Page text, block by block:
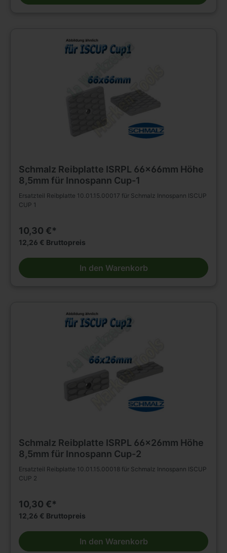
Schmalz Reibplatte ISRPL 66x66mm Höhe
8,5mm für Innospann Cup-1
Ersatzteil Reibplatte 10.01.15.00017 für Schmalz Innospann ISCUP
CUP 1
10,30 €*
12,26 € Bruttopreis
In den Warenkorb
Schmalz Reibplatte ISRPL 66x26mm Höhe
8,5mm für Innospann Cup-2
Ersatzteil Reibplatte 10.01.15.00018 für Schmalz Innospann ISCUP
CUP 2
10,30 €*
12,26 € Bruttopreis
In den Warenkorb